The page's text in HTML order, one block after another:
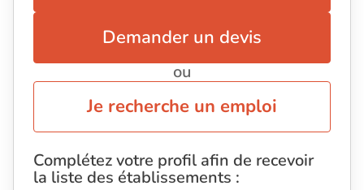
Demander un devis
ou
Je recherche un emploi
Complétez votre profil afin de recevoir
la liste des établissements :